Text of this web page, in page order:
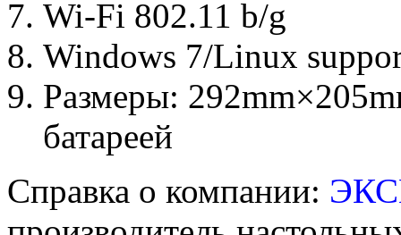
Wi-Fi 802.11 b/g
Windows 7/Linux
Размеры:
батареей
Справка о компании: